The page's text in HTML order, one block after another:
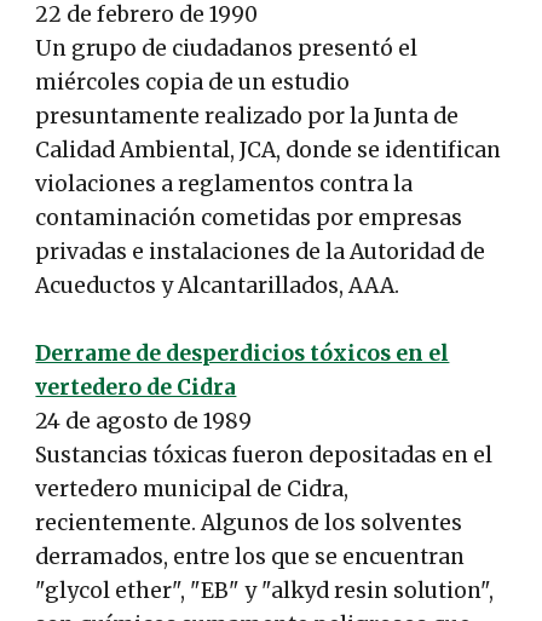
22 de febrero de 1990
Un grupo de ciudadanos presentó el
miércoles copia de un estudio
presuntamente realizado por la Junta de
Calidad Ambiental, JCA, donde se identifican
violaciones a reglamentos contra la
contaminación cometidas por empresas
privadas e instalaciones de la Autoridad de
Acueductos y Alcantarillados, AAA.
Derrame de desperdicios tóxicos en el
vertedero de Cidra
24 de agosto de 1989
Sustancias tóxicas fueron depositadas en el
vertedero municipal de Cidra,
recientemente. Algunos de los solventes
derramados, entre los que se encuentran
"glycol ether", "EB" y "alkyd resin solution",